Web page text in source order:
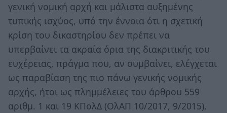
γενική νομική αρχή και μάλιστα αυξημένης
τυπικής ισχύος, υπό την έννοια ότι η σχετική
κρίση του δικαστηρίου δεν πρέπει να
υπερβαίνει τα ακραία όρια της διακριτικής του
ευχέρειας, πράγμα που, αν συμβαίνει, ελέγχεται
ως παραβίαση της πιο πάνω γενικής νομικής
αρχής, ήτοι ως πλημμέλειες του άρθρου 559
αριθμ. 1 και 19 ΚΠολΔ (ΟλΑΠ 10/2017, 9/2015).